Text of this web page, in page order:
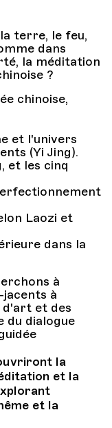
terre, le feu,
dans
la méditation
?
chinoise,
et l'univers
(Yi Jing).
et les cinq
Laozi et
dans la
à
à
et des
du dialogue
la
et la
et la